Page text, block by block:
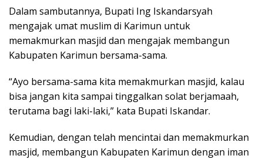
Dalam sambutannya, Bupati Ing Iskandarsyah
mengajak umat muslim di Karimun untuk
memakmurkan masjid dan mengajak membangun
Kabupaten Karimun bersama-sama.
“Ayo bersama-sama kita memakmurkan masjid, kalau
bisa jangan kita sampai tinggalkan solat berjamaah,
terutama bagi laki-laki,” kata Bupati Iskandar.
Kemudian, dengan telah mencintai dan memakmurkan
masjid, membangun Kabupaten Karimun dengan iman